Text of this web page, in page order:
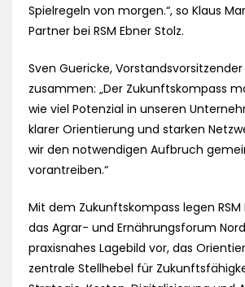
Spielregeln von morgen.“, so Klaus
Partner bei RSM Ebner Stolz.
Sven Guericke, Vorstandsvorsitzender
zusammen: „Der Zukunftskompass
wie viel Potenzial in unseren
klarer Orientierung und starken
wir den notwendigen Aufbruch
vorantreiben.“
Mit dem Zukunftskompass legen RSM
das Agrar- und Ernährungsforum
praxisnahes Lagebild vor, das
zentrale Stellhebel für